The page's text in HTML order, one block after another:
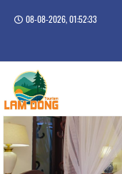
08-08-2026, 01:52:34